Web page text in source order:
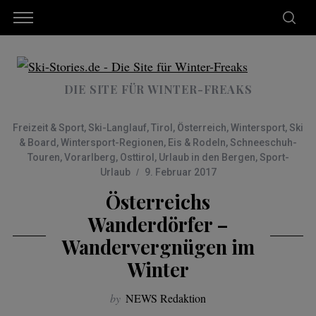
DIE SITE FÜR WINTER-FREAKS
Freizeit & Sport, Ski-Langlauf,Tirol , Österreich,Wintersport, Ski
& Board ,Wintersport-Regionen, Eis & Rodeln, Schneeschuh-
Touren,Vorarlberg, Osttirol , Urlaub in den Bergen, Sport-
Urlaub
9. Februar 2017
Österreichs
Wanderdörfer –
Wandervergnügen im
Winter
by NEWS Redaktion